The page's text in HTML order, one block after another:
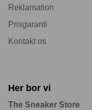
Reklamation
Prisgaranti
Kontakt os
Her bor vi
The Sneaker Store